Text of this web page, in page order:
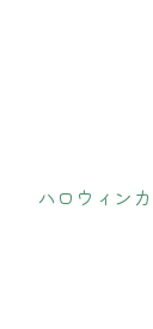
ハロウィン